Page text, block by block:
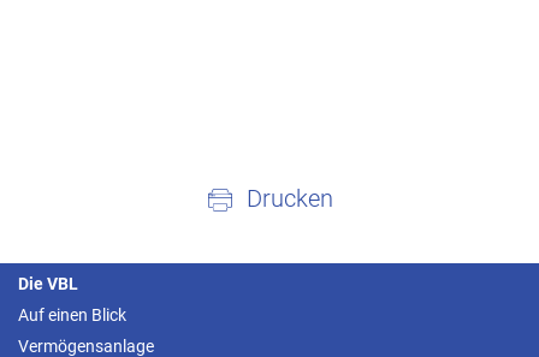
Drucken
Die VBL
Auf einen Blick
Vermögensanlage